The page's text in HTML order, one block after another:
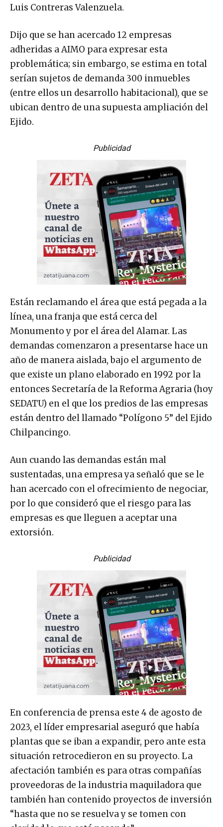
Luis Contreras Valenzuela.
Dijo que se han acercado 12 empresas
adheridas a AIMO para expresar esta
problemática; sin embargo, se estima en total
serían sujetos de demanda 300 inmuebles
(entre ellos un desarrollo habitacional), que se
ubican dentro de una supuesta ampliación del
Ejido.
Publicidad
Están reclamando el área que está pegada a la
línea, una franja que está cerca del
Monumento y por el área del Alamar. Las
demandas comenzaron a presentarse hace un
año de manera aislada, bajo el argumento de
que existe un plano elaborado en 1992 por la
entonces Secretaría de la Reforma Agraria (hoy
SEDATU) en el que los predios de las empresas
están dentro del llamado “Polígono 5” del Ejido
Chilpancingo.
Aun cuando las demandas están mal
sustentadas, una empresa ya señaló que se le
han acercado con el ofrecimiento de negociar,
por lo que consideró que el riesgo para las
empresas es que lleguen a aceptar una
extorsión.
Publicidad
En conferencia de prensa este 4 de agosto de
2023, el líder empresarial aseguró que había
plantas que se iban a expandir, pero ante esta
situación retrocedieron en su proyecto. La
afectación también es para otras compañías
proveedoras de la industria maquiladora que
también han contenido proyectos de inversión
“hasta que no se resuelva y se tomen con